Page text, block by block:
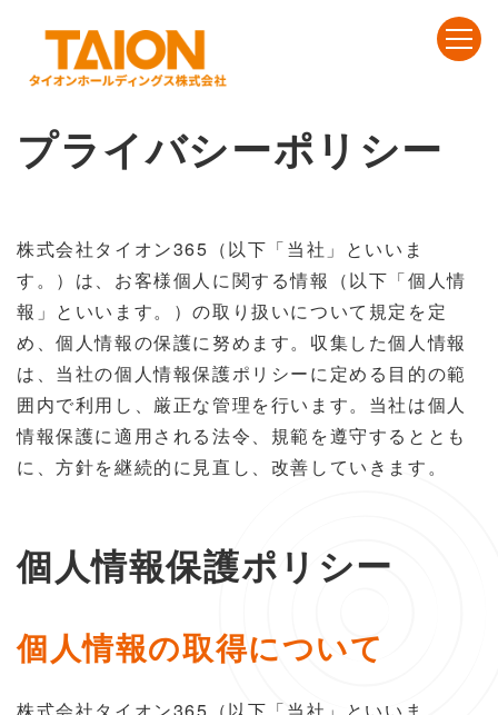
プライバシーポリシー
株式会社タイオン365（以下「当社」といいま
す。）は、お客様個人に関する情報（以下「個人情
報」といいます。）の取り扱いについて規定を定
め、個人情報の保護に努めます。収集した個人情報
は、当社の個人情報保護ポリシーに定める目的の範
囲内で利用し、厳正な管理を行います。当社は個人
情報保護に適用される法令、規範を遵守するととも
に、方針を継続的に見直し、改善していきます。
個人情報保護ポリシー
個人情報の取得について